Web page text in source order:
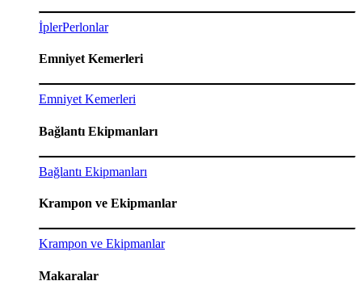
İplerPerlonlar
Emniyet Kemerleri
Emniyet Kemerleri
Bağlantı Ekipmanları
Bağlantı Ekipmanları
Krampon ve Ekipmanlar
Krampon ve Ekipmanlar
Makaralar